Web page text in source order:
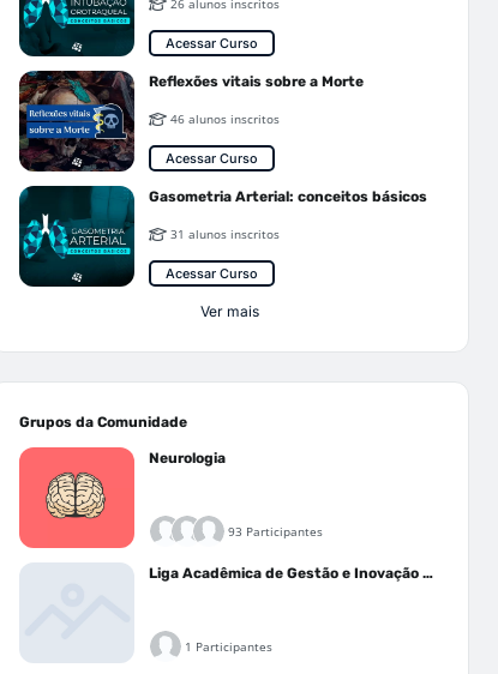
Acessar Curso
Reflexões vitais sobre a Morte
46 alunos inscritos
Acessar Curso
Gasometria Arterial: conceitos básicos
31 alunos inscritos
Acessar Curso
Ver mais
Grupos da Comunidade
Neurologia
93 Participantes
Liga Acadêmica de Gestão e Inovação Médica - LAGIM
1 Participantes